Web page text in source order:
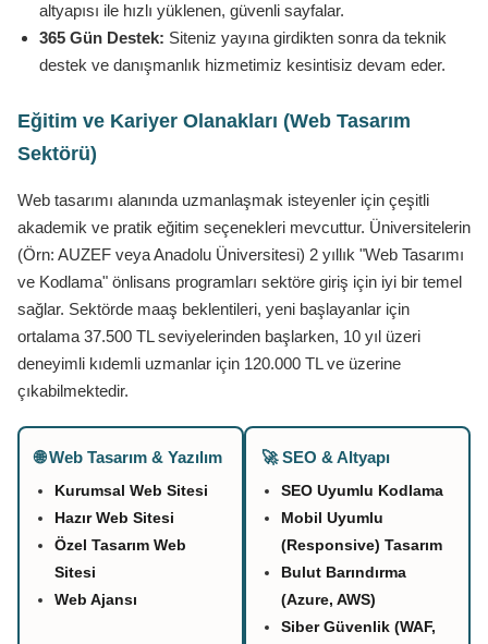
altyapısı ile hızlı yüklenen, güvenli sayfalar.
365 Gün Destek: Siteniz yayına girdikten sonra da teknik
destek ve danışmanlık hizmetimiz kesintisiz devam eder.
Eğitim ve Kariyer Olanakları (Web Tasarım
Sektörü)
Web tasarımı alanında uzmanlaşmak isteyenler için çeşitli
akademik ve pratik eğitim seçenekleri mevcuttur. Üniversitelerin
(Örn: AUZEF veya Anadolu Üniversitesi) 2 yıllık "Web Tasarımı
ve Kodlama" önlisans programları sektöre giriş için iyi bir temel
sağlar. Sektörde maaş beklentileri, yeni başlayanlar için
ortalama 37.500 TL seviyelerinden başlarken, 10 yıl üzeri
deneyimli kıdemli uzmanlar için 120.000 TL ve üzerine
çıkabilmektedir.
🌐 Web Tasarım & Yazılım
Kurumsal Web Sitesi
Hazır Web Sitesi
Özel Tasarım Web
Sitesi
Web Ajansı
🚀 SEO & Altyapı
SEO Uyumlu Kodlama
Mobil Uyumlu
(Responsive) Tasarım
Bulut Barındırma
(Azure, AWS)
Siber Güvenlik (WAF,